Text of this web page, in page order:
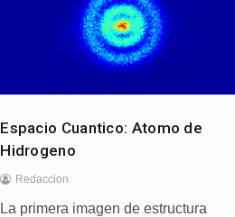
Espacio Cuantico: Atomo de
Hidrogeno
Redaccion
La primera imagen de estructura